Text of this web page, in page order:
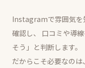
Instagramで雰囲気を
確認し、
口コミや導
そう」と判断します。
だからこそ必要なの